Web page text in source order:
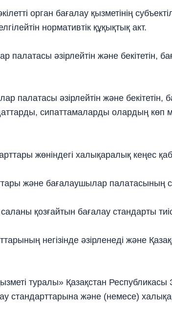
орган бағалау қызметiнің
нормативтiк құқықтық акт.
әзірлейтін және бекітетін,
әзірлейтін және бекітетін,
сипаттамаларды олардың көп
жөніндегі халықаралық кеңес
және бағалаушылар палатасының
қозғайтын бағалау стандарты
негізінде әзірленеді және
туралы» Қазақстан
стандарттарына және (немесе)